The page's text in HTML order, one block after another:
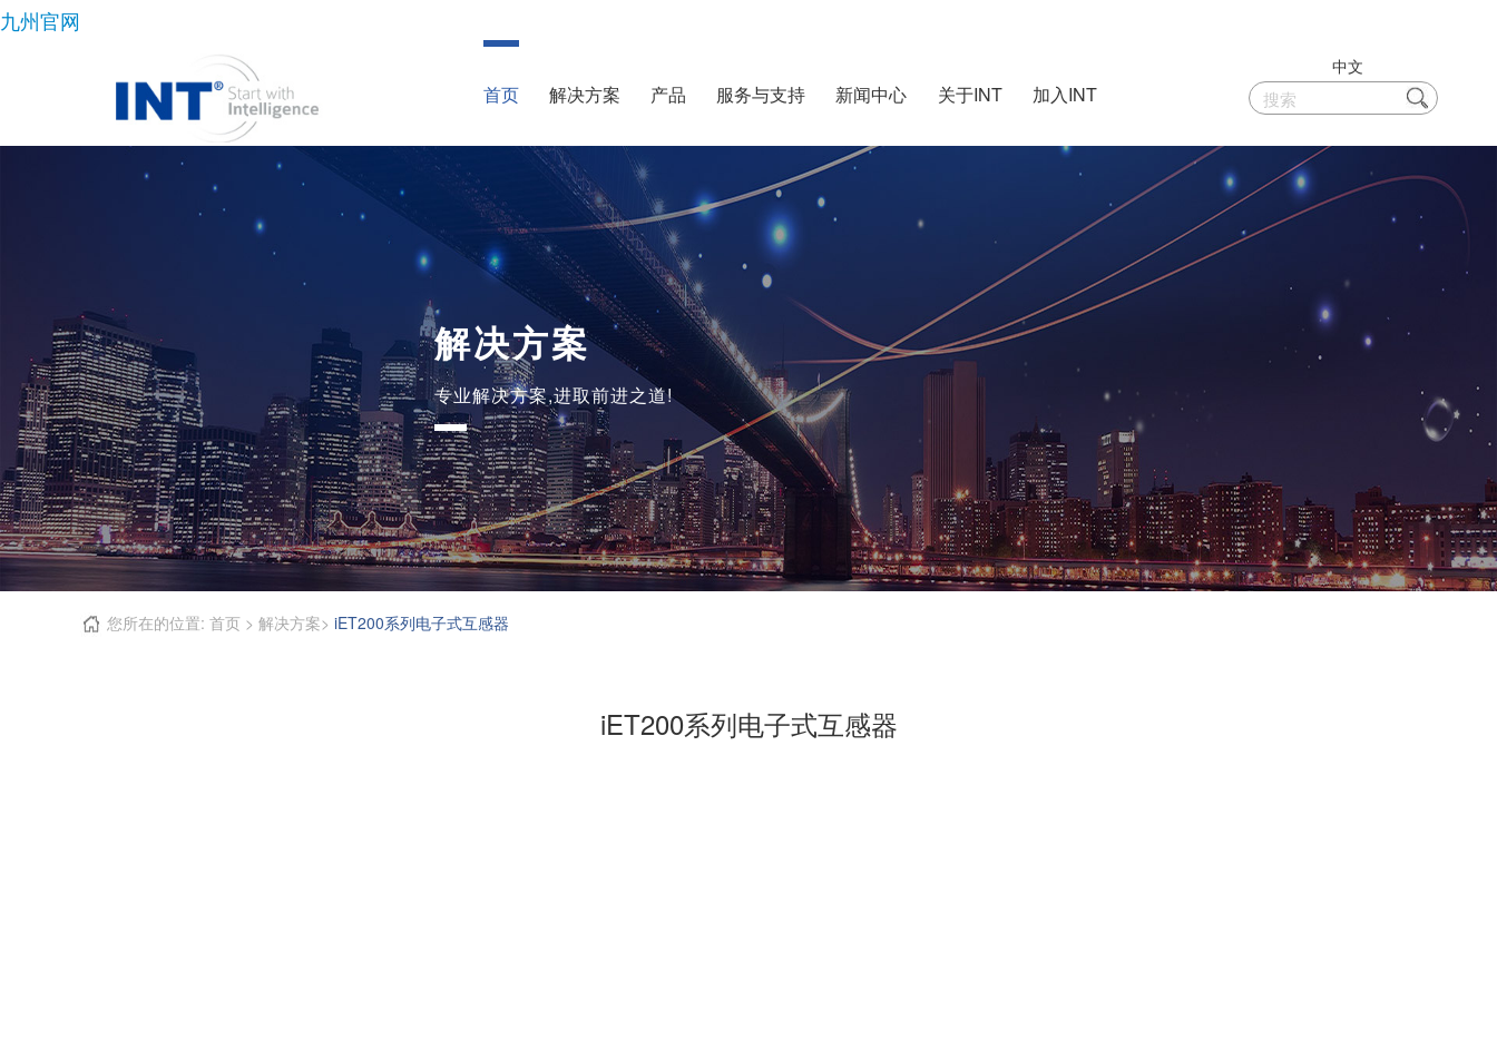
九州官网
首页 解决方案 产品 服务与支持 新闻中心 关于INT 加入INT
中文
解决方案
专业解决方案,进取前进之道!
您所在的位置: 首页 > 解决方案> iET200系列电子式互感器
iET200系列电子式互感器